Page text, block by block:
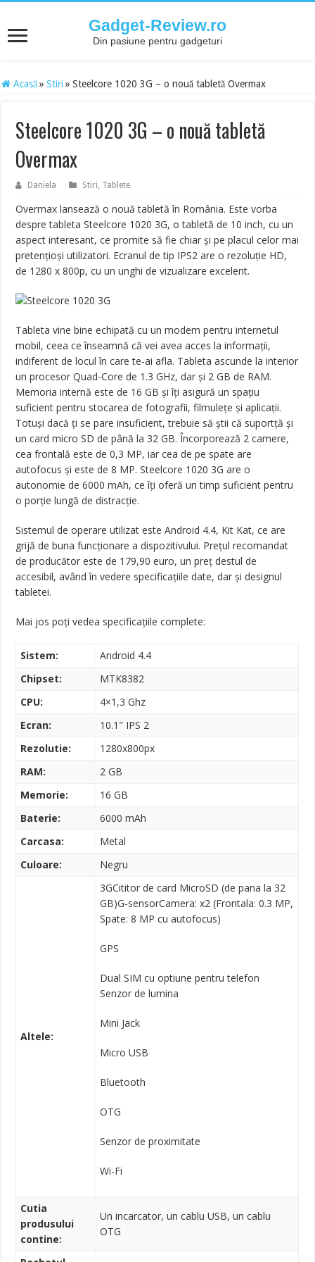
Gadget-Review.ro
Din pasiune pentru gadgeturi
Acasă » Stiri » Steelcore 1020 3G – o nouă tabletă Overmax
Steelcore 1020 3G – o nouă tabletă
Overmax
Daniela Stiri, Tablete
Overmax lansează o nouă tabletă în România. Este vorba
despre tableta Steelcore 1020 3G, o tabletă de 10 inch, cu un
aspect interesant, ce promite să fie chiar și pe placul celor mai
pretențioși utilizatori. Ecranul de tip IPS2 are o rezoluție HD,
de 1280 x 800p, cu un unghi de vizualizare excelent.
Tableta vine bine echipată cu un modem pentru internetul
mobil, ceea ce înseamnă că vei avea acces la informații,
indiferent de locul în care te-ai afla. Tableta ascunde la interior
un procesor Quad-Core de 1.3 GHz, dar și 2 GB de RAM.
Memoria internă este de 16 GB și îți asigură un spațiu
suficient pentru stocarea de fotografii, filmulețe și aplicații.
Totuși dacă ți se pare insuficient, trebuie să știi că suportță și
un card micro SD de până la 32 GB. Încorporează 2 camere,
cea frontală este de 0,3 MP, iar cea de pe spate are
autofocus și este de 8 MP. Steelcore 1020 3G are o
autonomie de 6000 mAh, ce îți oferă un timp suficient pentru
o porție lungă de distracție.
Sistemul de operare utilizat este Android 4.4, Kit Kat, ce are
grijă de buna funcționare a dispozitivului. Prețul recomandat
de producător este de 179,90 euro, un preț destul de
accesibil, având în vedere specificațiile date, dar și designul
tabletei.
Mai jos poți vedea specificațiile complete:
Sistem:
Android 4.4
Chipset:
MTK8382
CPU:
4×1,3 Ghz
Ecran:
10.1″ IPS 2
Rezolutie:
1280x800px
RAM:
2 GB
Memorie:
16 GB
Baterie:
6000 mAh
Carcasa:
Metal
Culoare:
Negru
Altele:
3GCititor de card MicroSD (de pana la 32
GB)G-sensorCamera: x2 (Frontala: 0.3 MP,
Spate: 8 MP cu autofocus)
GPS
Dual SIM cu optiune pentru telefon
Senzor de lumina
Mini Jack
Micro USB
Bluetooth
OTG
Senzor de proximitate
Wi-Fi
Cutia
produsului
contine:
Un incarcator, un cablu USB, un cablu
OTG